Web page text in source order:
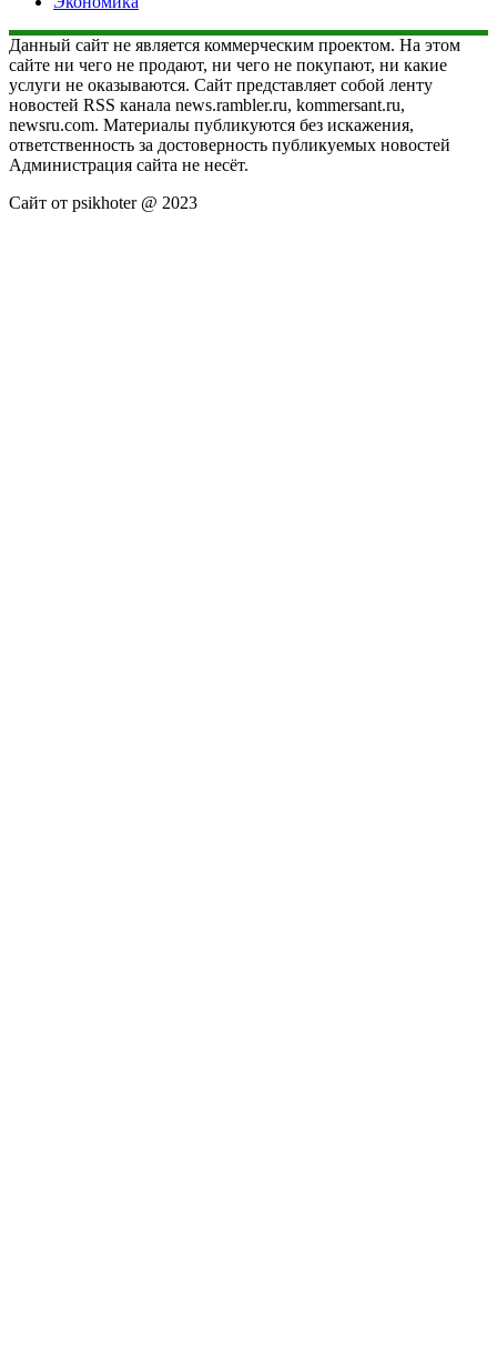
Данный сайт не является коммерческим проектом. На этом
сайте ни чего не продают, ни чего не покупают, ни какие
услуги не оказываются. Сайт представляет собой ленту
новостей RSS канала news.rambler.ru, kommersant.ru,
newsru.com. Материалы публикуются без искажения,
ответственность за достоверность публикуемых новостей
Администрация сайта не несёт.
Сайт от psikhoter @ 2023